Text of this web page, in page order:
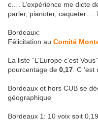
c…. L’expérience me dicte
parler, pianoter,
Bordeaux:
Félicitation au Comité
La liste “L’Europe c’est
pourcentage de 0,17 . C
Bordeaux et hors CUB se
géographique
Bordeaux 1: 10 voix soit